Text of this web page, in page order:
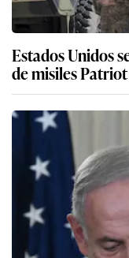
Estados Unidos
de misiles